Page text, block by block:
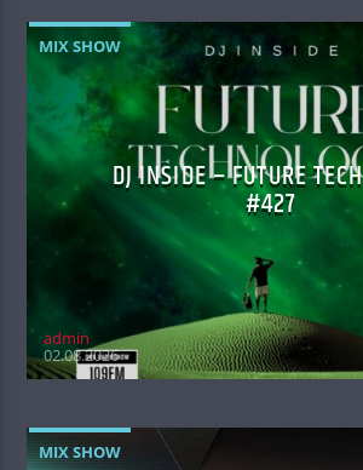
MIX SHOW
DJ INSIDE – FUTURE
#427
admin
02.08.2026
MIX SHOW